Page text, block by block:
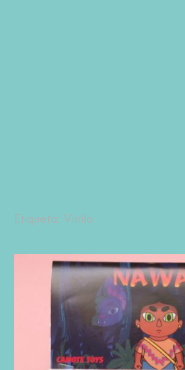
Etiqueta: Vinilo